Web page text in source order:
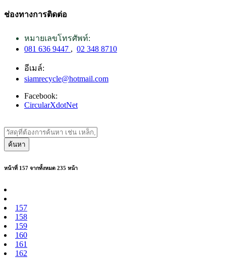
ช่องทางการติดต่อ
หมายเลขโทรศัพท์:
081 636 9447 , 02 348 8710
อีเมล์:
siamrecycle@hotmail.com
Facebook:
CircularXdotNet
ค้นหา
หน้าที่ 157 จากทั้งหมด 235 หน้า
157
158
159
160
161
162